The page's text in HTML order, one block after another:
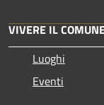
VIVERE IL
Luoghi
Eventi